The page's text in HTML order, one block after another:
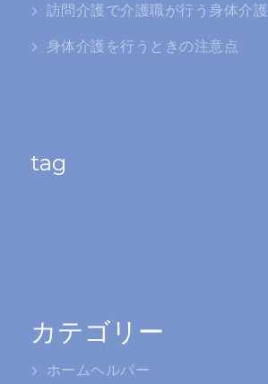
訪問介護で介護職が行う身体介護
身体介護を行うときの注意点
tag
カテゴリー
ホームヘルパー